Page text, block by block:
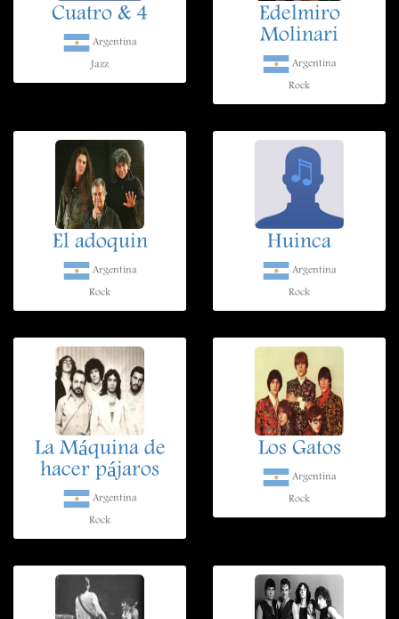
Cuatro & 4
Argentina
Jazz
Edelmiro
Molinari
Argentina
Rock
El adoquin
Argentina
Rock
Huinca
Argentina
Rock
La Máquina de
hacer pájaros
Argentina
Rock
Los Gatos
Argentina
Rock